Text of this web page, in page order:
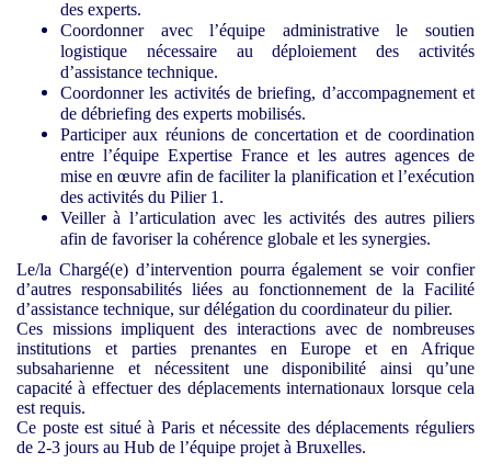
des experts.
Coordonner avec l’équipe administrative le soutien
logistique nécessaire au déploiement des activités
d’assistance technique.
Coordonner les activités de briefing, d’accompagnement et
de débriefing des experts mobilisés.
Participer aux réunions de concertation et de coordination
entre l’équipe Expertise France et les autres agences de
mise en œuvre afin de faciliter la planification et l’exécution
des activités du Pilier 1.
Veiller à l’articulation avec les activités des autres piliers
afin de favoriser la cohérence globale et les synergies.
Le/la Chargé(e) d’intervention pourra également se voir confier
d’autres responsabilités liées au fonctionnement de la Facilité
d’assistance technique, sur délégation du coordinateur du pilier.
Ces missions impliquent des interactions avec de nombreuses
institutions et parties prenantes en Europe et en Afrique
subsaharienne et nécessitent une disponibilité ainsi qu’une
capacité à effectuer des déplacements internationaux lorsque cela
est requis.
Ce poste est situé à Paris et nécessite des déplacements réguliers
de 2-3 jours au Hub de l’équipe projet à Bruxelles.